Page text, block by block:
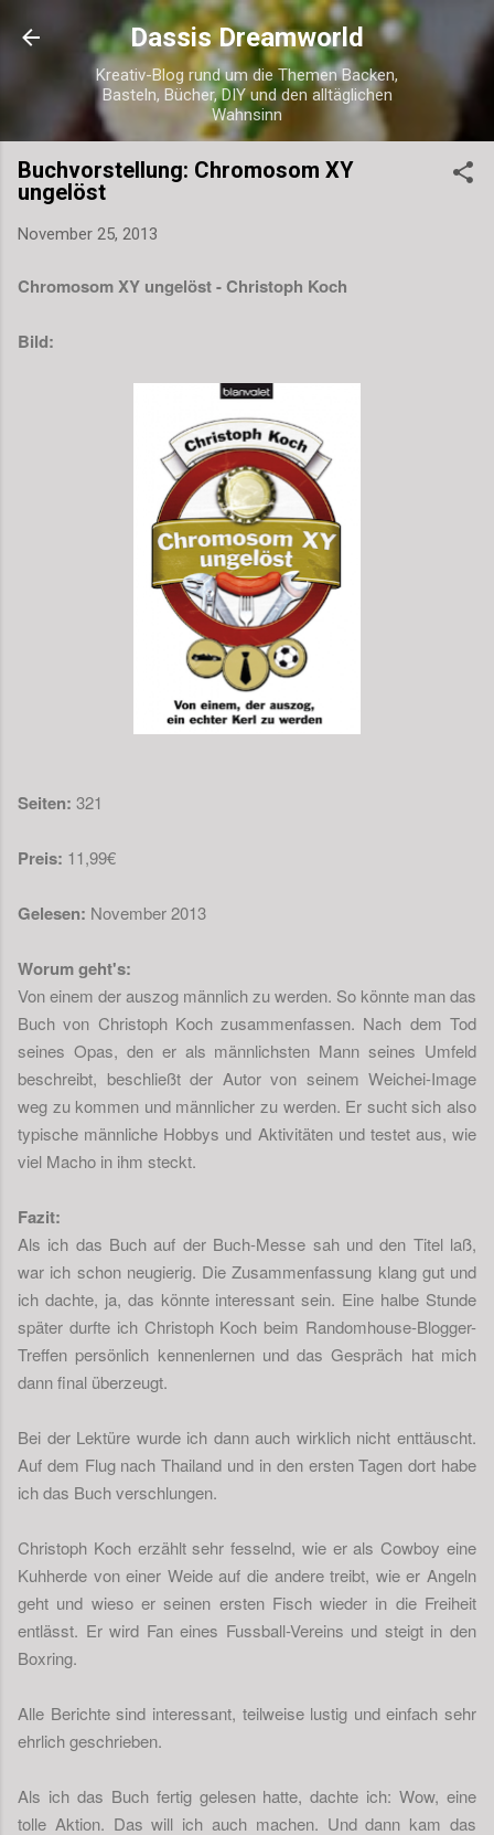
Direkt zum Hauptbereich
Dassis Dreamworld
Kreativ-Blog rund um die Themen Backen,
Basteln, Bücher, DIY und den alltäglichen
Wahnsinn
Buchvorstellung: Chromosom XY
ungelöst
November 25, 2013
Chromosom XY ungelöst - Christoph Koch
Bild:
Seiten: 321
Preis: 11,99€
Gelesen: November 2013
Worum geht's:
Von einem der auszog männlich zu werden. So könnte man das
Buch von Christoph Koch zusammenfassen. Nach dem Tod
seines Opas, den er als männlichsten Mann seines Umfeld
beschreibt, beschließt der Autor von seinem Weichei-Image
weg zu kommen und männlicher zu werden. Er sucht sich also
typische männliche Hobbys und Aktivitäten und testet aus, wie
viel Macho in ihm steckt.
Fazit:
Als ich das Buch auf der Buch-Messe sah und den Titel laß,
war ich schon neugierig. Die Zusammenfassung klang gut und
ich dachte, ja, das könnte interessant sein. Eine halbe Stunde
später durfte ich Christoph Koch beim Randomhouse-Blogger-
Treffen persönlich kennenlernen und das Gespräch hat mich
dann final überzeugt.
Bei der Lektüre wurde ich dann auch wirklich nicht enttäuscht.
Auf dem Flug nach Thailand und in den ersten Tagen dort habe
ich das Buch verschlungen.
Christoph Koch erzählt sehr fesselnd, wie er als Cowboy eine
Kuhherde von einer Weide auf die andere treibt, wie er Angeln
geht und wieso er seinen ersten Fisch wieder in die Freiheit
entlässt. Er wird Fan eines Fussball-Vereins und steigt in den
Boxring.
Alle Berichte sind interessant, teilweise lustig und einfach sehr
ehrlich geschrieben.
Als ich das Buch fertig gelesen hatte, dachte ich: Wow, eine
tolle Aktion. Das will ich auch machen. Und dann kam das